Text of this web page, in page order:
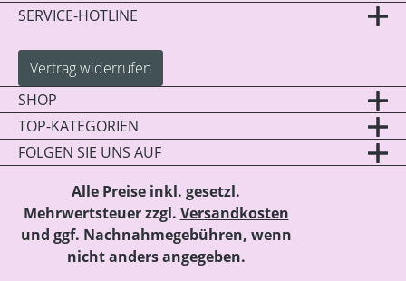
SERVICE-HOTLINE
Vertrag widerrufen
SHOP
TOP-KATEGORIEN
FOLGEN SIE UNS AUF
Alle Preise inkl. gesetzl.
Mehrwertsteuer zzgl. Versandkosten
und ggf. Nachnahmegebühren, wenn
nicht anders angegeben.